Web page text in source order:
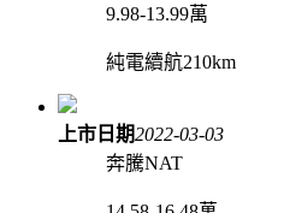
9.98-13.99萬
純電續航210km
上市日期2022-03-03
奔騰NAT